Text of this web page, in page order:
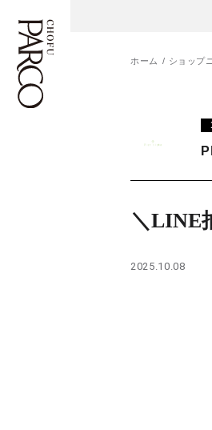
施設案内・アクセス
ホーム ショップ
＼LINE
2025.10.08